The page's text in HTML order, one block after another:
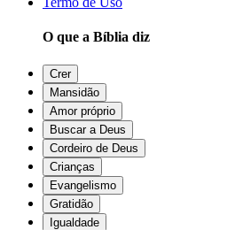
O que a Bíblia diz
Crer
Mansidão
Amor próprio
Buscar a Deus
Cordeiro de Deus
Crianças
Evangelismo
Gratidão
Igualdade